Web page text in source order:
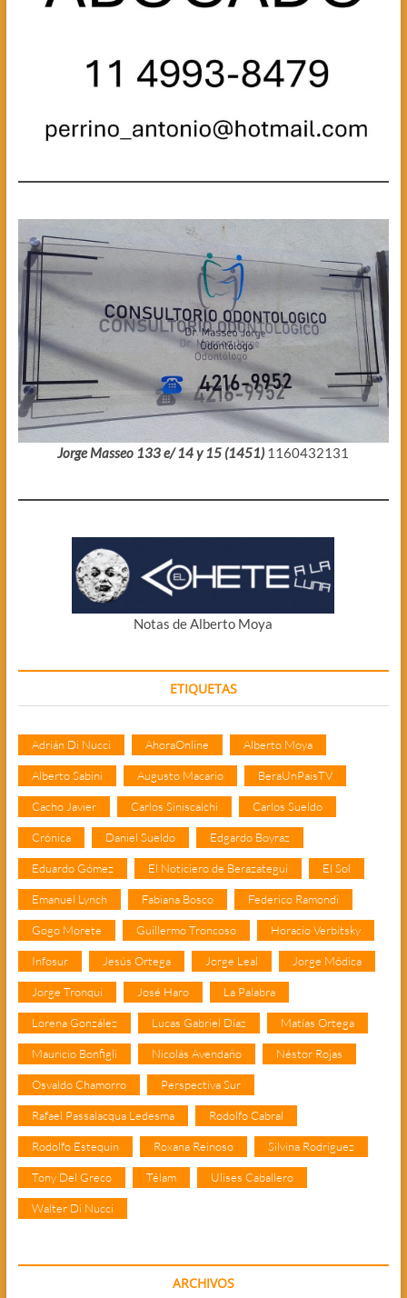
Jorge Masseo 133 e/ 14 y 15 (1451) 1160432131
Notas de Alberto Moya
ETIQUETAS
Adrián Di Nucci AhoraOnline Alberto Moya
Alberto Sabini Augusto Macario BeraUnPaisTV
Cacho Javier Carlos Siniscalchi Carlos Sueldo
Crónica Daniel Sueldo Edgardo Boyraz
Eduardo Gómez El Noticiero de Berazategui El Sol
Emanuel Lynch Fabiana Bosco Federico Ramondi
Gogo Morete Guillermo Troncoso Horacio Verbitsky
Infosur Jesús Ortega Jorge Leal Jorge Módica
Jorge Tronqui José Haro La Palabra
Lorena González Lucas Gabriel Díaz Matías Ortega
Mauricio Bonfigli Nicolás Avendaño Néstor Rojas
Osvaldo Chamorro Perspectiva Sur
Rafael Passalacqua Ledesma Rodolfo Cabral
Rodolfo Estequin Roxana Reinoso Silvina Rodríguez
Tony Del Greco Télam Ulises Caballero
Walter Di Nucci
ARCHIVOS